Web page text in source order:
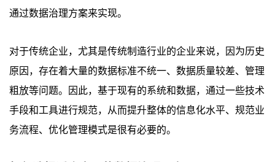
通过数据治理方案来实现。
对于传统企业，尤其是传统制造行业的企业来说，因为历史
原因，存在着大量的数据标准不统一、数据质量较差、管理
粗放等问题。因此，基于现有的系统和数据，通过一些技术
手段和工具进行规范，从而提升整体的信息化水平、规范业
务流程、优化管理模式是很有必要的。